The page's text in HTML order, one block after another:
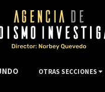
OTRAS SECCIONES